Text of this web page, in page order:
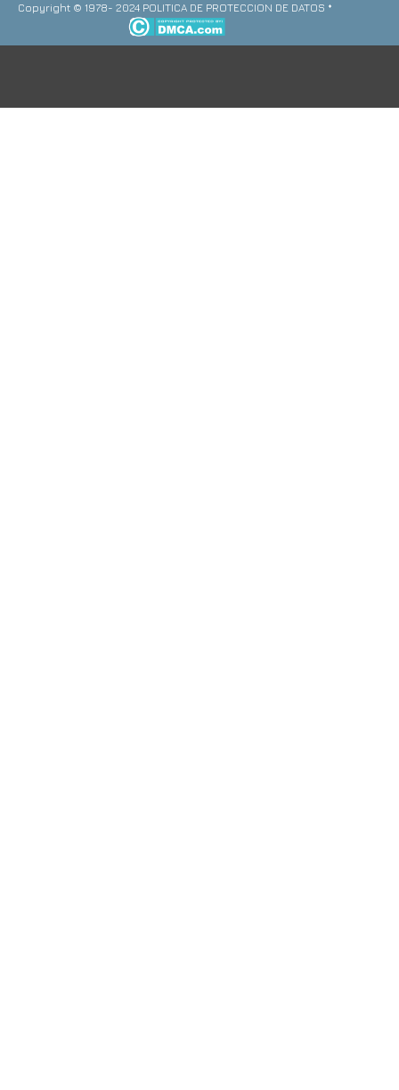
Copyright © 1978- 2024 POLITICA DE PROTECCION DE DATOS *